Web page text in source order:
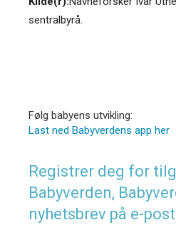
sentralbyrå.
Følg babyens utvikling:
Last ned Babyverdens app her
Registrer deg for
Babyverden,
nyhetsbrev på e-